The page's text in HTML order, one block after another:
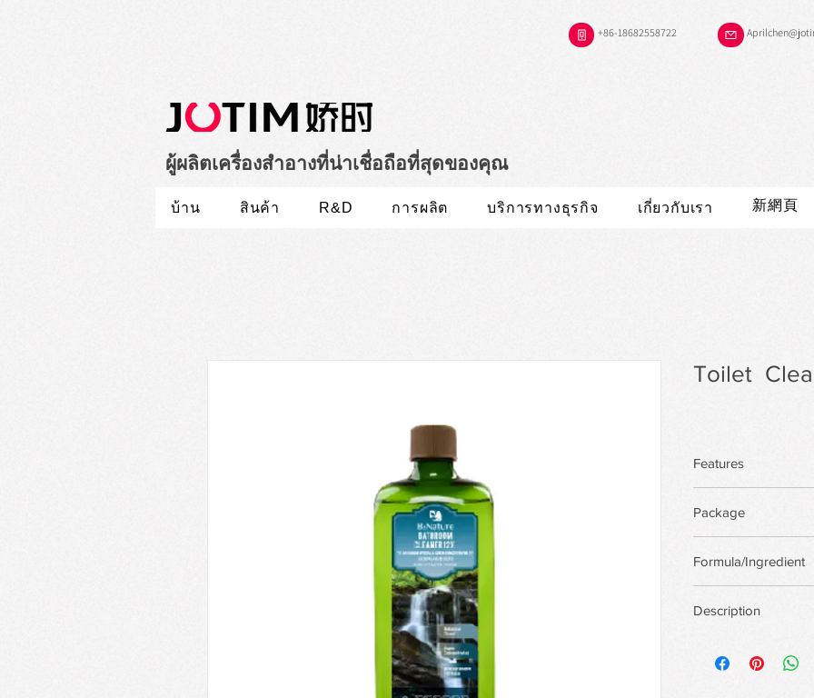
+86-18682558722
ผู้ผลิตเครื่องสำอางที่น่าเชื่อถือที่สุดของคุณ
บ้าน สินค้า R&D การผลิต บริการทางธุรกิจ เกี่ยวกับเรา 新網頁
​Toilet
Features
Package
custom
Formula/Ingredient
Description